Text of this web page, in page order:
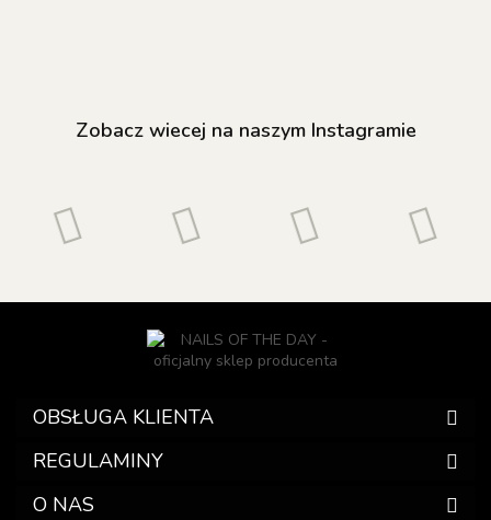
Zobacz wiecej na naszym Instagramie
OBSŁUGA KLIENTA
REGULAMINY
O NAS